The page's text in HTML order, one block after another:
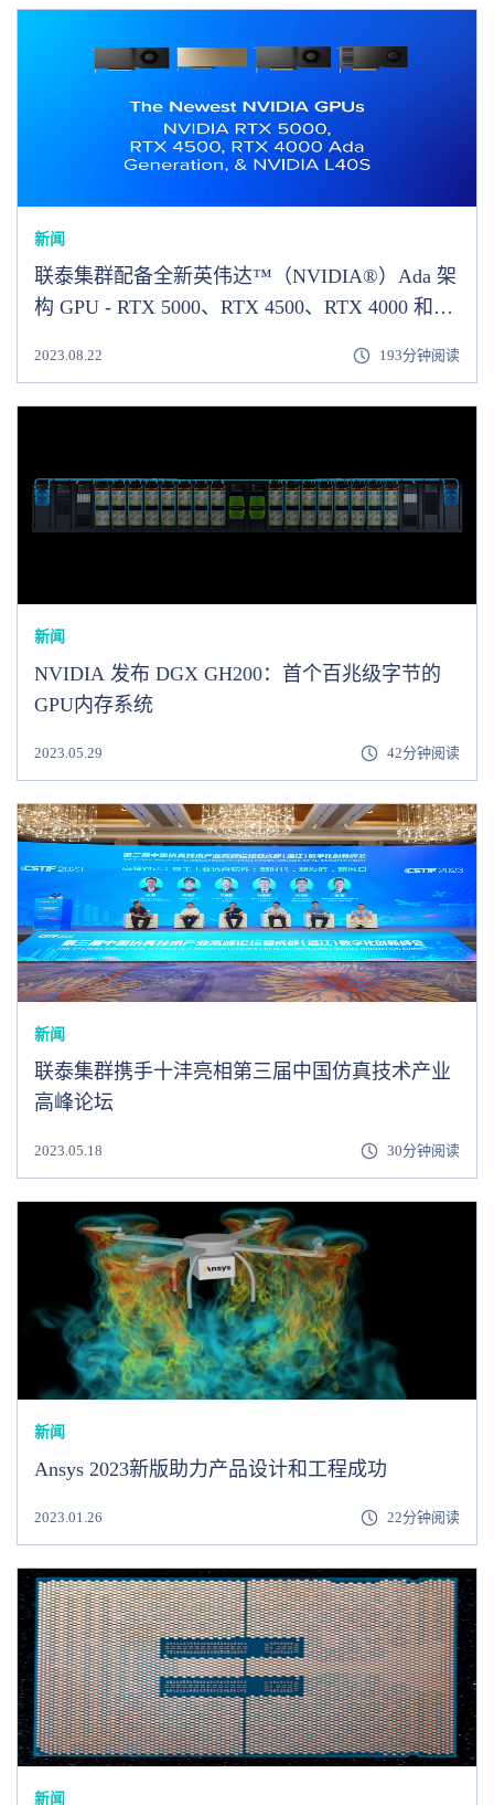
新闻
联泰集群配备全新英伟达™（NVIDIA®）Ada 架
构 GPU - RTX 5000、RTX 4500、RTX 4000 和英
2023.08.22 193分钟阅读
新闻
NVIDIA 发布 DGX GH200：首个百兆级字节的
GPU内存系统
2023.05.29 42分钟阅读
新闻
联泰集群携手十沣亮相第三届中国仿真技术产业
高峰论坛
2023.05.18 30分钟阅读
新闻
Ansys 2023新版助力产品设计和工程成功
2023.01.26 22分钟阅读
新闻